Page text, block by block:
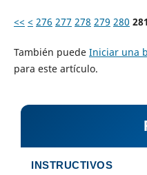
<< < 276 277 278 279 280 281
También puede Iniciar una
para este artículo.
INSTRUCTIVOS